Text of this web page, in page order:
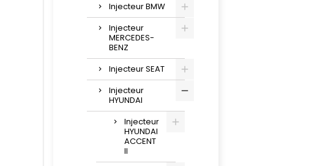
Injecteur BMW
Injecteur
MERCEDES-
BENZ
Injecteur SEAT
Injecteur
HYUNDAI
Injecteur
HYUNDAI
ACCENT
II